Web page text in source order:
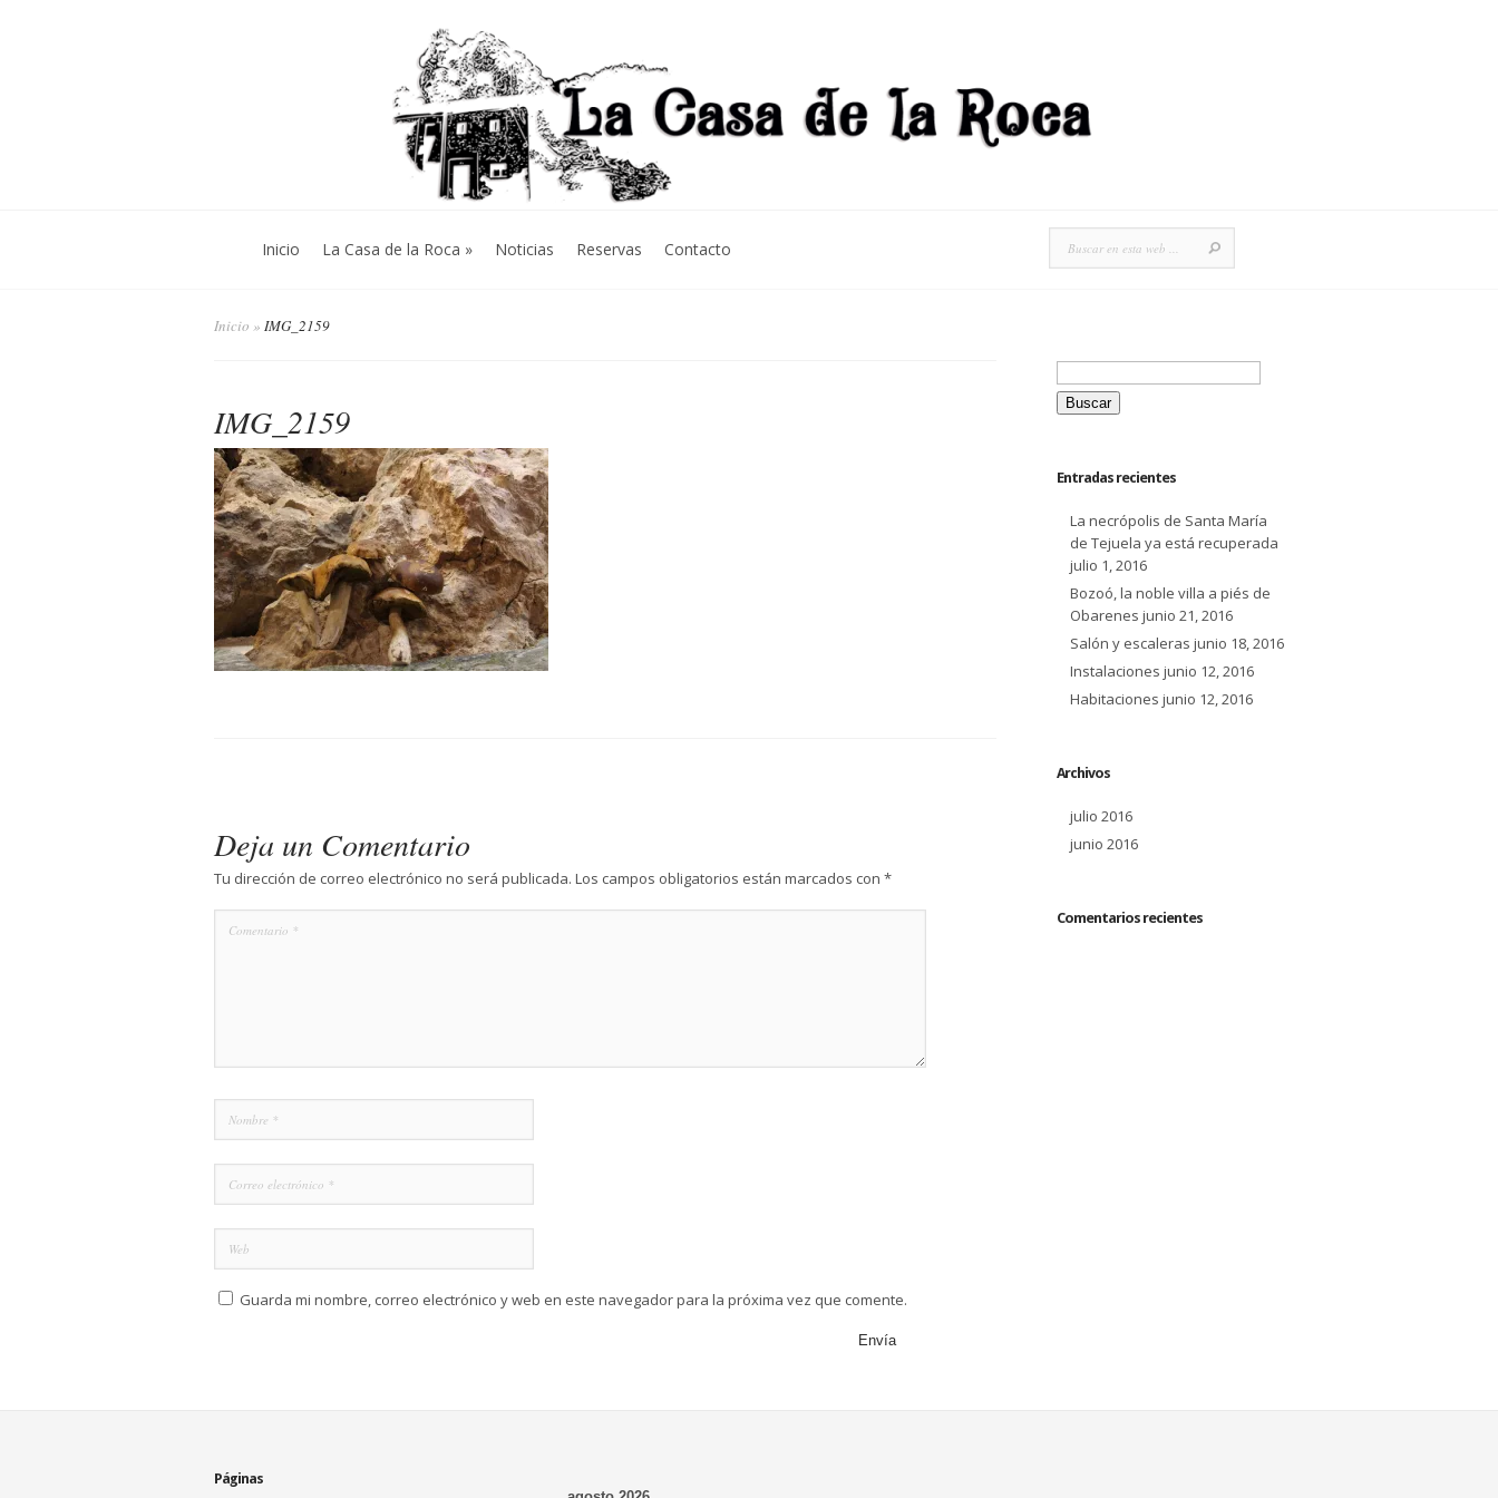
Inicio La Casa de la Roca » Noticias Reservas Contacto
Inicio » IMG_2159
IMG_2159
Deja un Comentario
Tu dirección de correo electrónico no será publicada. Los campos obligatorios están marcados con *
Guarda mi nombre, correo electrónico y web en este navegador para la próxima vez que comente.
Buscar:
Entradas recientes
La necrópolis de Santa María
de Tejuela ya está recuperada
julio 1, 2016
Bozoó, la noble villa a piés de
Obarenes junio 21, 2016
Salón y escaleras junio 18, 2016
Instalaciones junio 12, 2016
Habitaciones junio 12, 2016
Archivos
julio 2016
junio 2016
Comentarios recientes
Páginas